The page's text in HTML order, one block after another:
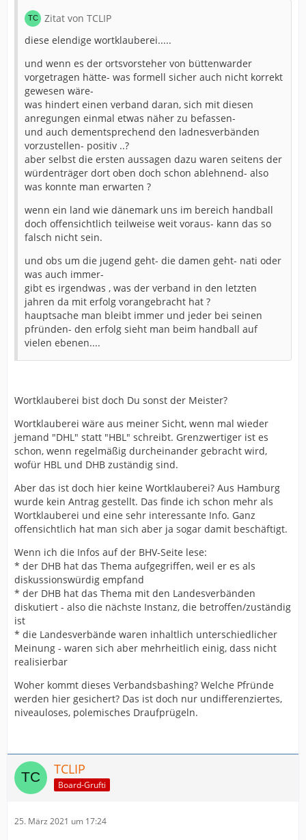
Zitat von TCLIP
diese elendige wortklauberei.....
und wenn es der ortsvorsteher von büttenwarder
vorgetragen hätte- was formell sicher auch nicht korrekt
gewesen wäre-
was hindert einen verband daran, sich mit diesen
anregungen einmal etwas näher zu befassen-
und auch dementsprechend den ladnesverbänden
vorzustellen- positiv ..?
aber selbst die ersten aussagen dazu waren seitens der
würdenträger dort oben doch schon ablehnend- also
was konnte man erwarten ?
wenn ein land wie dänemark uns im bereich handball
doch offensichtlich teilweise weit voraus- kann das so
falsch nicht sein.
und obs um die jugend geht- die damen geht- nati oder
was auch immer-
gibt es irgendwas , was der verband in den letzten
jahren da mit erfolg vorangebracht hat ?
hauptsache man bleibt immer und jeder bei seinen
pfründen- den erfolg sieht man beim handball auf
vielen ebenen....
Wortklauberei bist doch Du sonst der Meister?
Wortklauberei wäre aus meiner Sicht, wenn mal wieder
jemand "DHL" statt "HBL" schreibt. Grenzwertiger ist es
schon, wenn regelmäßig durcheinander gebracht wird,
wofür HBL und DHB zuständig sind.
Aber das ist doch hier keine Wortklauberei? Aus Hamburg
wurde kein Antrag gestellt. Das finde ich schon mehr als
Wortklauberei und eine sehr interessante Info. Ganz
offensichtlich hat man sich aber ja sogar damit beschäftigt.
Wenn ich die Infos auf der BHV-Seite lese:
* der DHB hat das Thema aufgegriffen, weil er es als
diskussionswürdig empfand
* der DHB hat das Thema mit den Landesverbänden
diskutiert - also die nächste Instanz, die betroffen/zuständig
ist
* die Landesverbände waren inhaltlich unterschiedlicher
Meinung - waren sich aber mehrheitlich einig, dass nicht
realisierbar
Woher kommt dieses Verbandsbashing? Welche Pfründe
werden hier gesichert? Das ist doch nur undifferenziertes,
niveauloses, polemisches Draufprügeln.
TCLIP
Board-Grufti
25. März 2021 um 17:24